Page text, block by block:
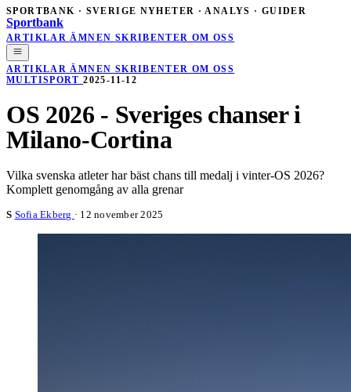
SPORTBANK · SVERIGE NYHETER · ANALYS · GUIDER
Sportbank
ARTIKLAR ÄMNEN SKRIBENTER OM OSS
ARTIKLAR ÄMNEN SKRIBENTER OM OSS
MULTISPORT2025-11-12
OS 2026 - Sveriges chanser i
Milano-Cortina
Vilka svenska atleter har bäst chans till medalj i vinter-OS 2026?
Komplett genomgång av alla grenar
S Sofia Ekberg · 12 november 2025